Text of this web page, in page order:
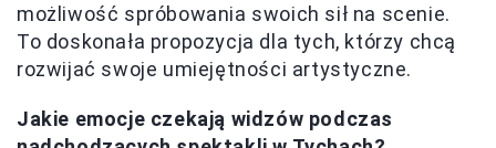
możliwość spróbowania swoich sił na scenie.
To doskonała propozycja dla tych, którzy chcą
rozwijać swoje umiejętności artystyczne.
Jakie emocje czekają widzów podczas